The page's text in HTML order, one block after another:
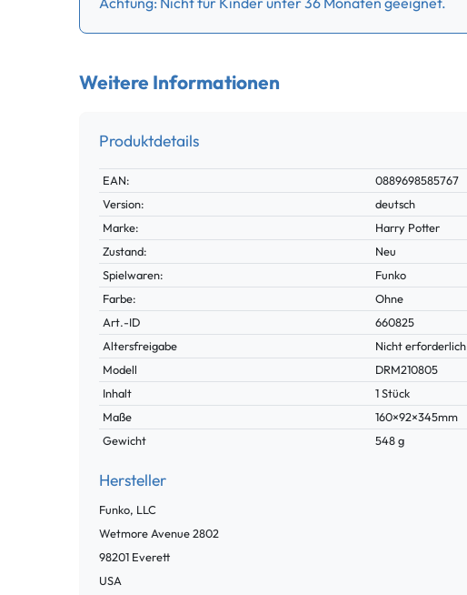
Weitere Informationen
Produktdetails
Technisches
Merkmal
Wert
EAN:
0889698585767
Version:
deutsch
Marke:
Harry Potter
Zustand:
Neu
Spielwaren:
Funko
Farbe:
Ohne
Technisches
Merkmal
Wert
Art.-ID
660825
Altersfreigabe
Nicht erforderlich
Modell
DRM210805
Inhalt
1 Stück
Maße
160×92×345mm
Gewicht
548 g
Hersteller
Funko, LLC
Wetmore Avenue2802
98201 Everett
USA